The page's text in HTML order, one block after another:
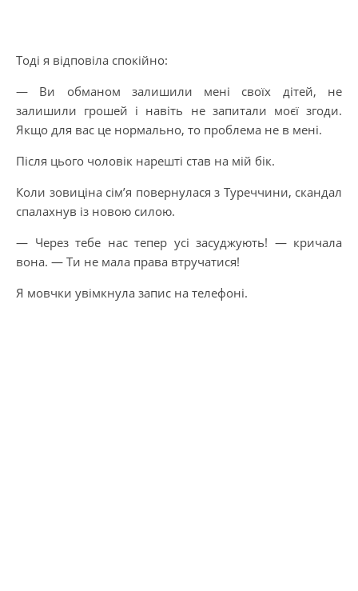
Тоді я відповіла спокійно:
— Ви обманом залишили мені своїх дітей, не
залишили грошей і навіть не запитали моєї згоди.
Якщо для вас це нормально, то проблема не в мені.
Після цього чоловік нарешті став на мій бік.
Коли зовиціна сім’я повернулася з Туреччини, скандал
спалахнув із новою силою.
— Через тебе нас тепер усі засуджують! — кричала
вона. — Ти не мала права втручатися!
Я мовчки увімкнула запис на телефоні.